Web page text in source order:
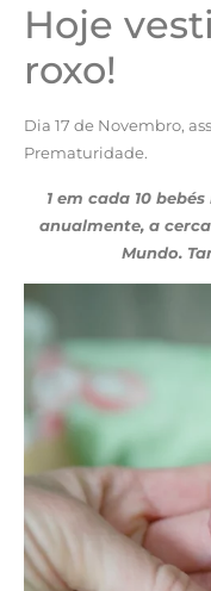
Hoje
roxo!
Dia 17 de Novembro,
Prematuridade.
1 em cada 10
anualmente, a
Mundo.